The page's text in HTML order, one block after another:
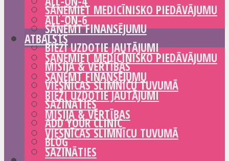
SAŅEMIET MEDICĪNISKO PIEDĀVĀJUMU
SAŅEMT FINANSĒJUMU
BIEŽI UZDOTIE JAUTĀJUMI
MISIJA & VĒRTĪBAS
VIESNĪCAS SLIMNĪCU TUVUMĀ
SAZINĀTIES
ADD YOUR CLINIC
BLOG
ALL-ON-6
ATBALSTS
SAŅEMIET MEDICĪNISKO PIEDĀVĀJUMU
SAŅEMT FINANSĒJUMU
BIEŽI UZDOTIE JAUTĀJUMI
MISIJA & VĒRTĪBAS
VIESNĪCAS SLIMNĪCU TUVUMĀ
SAZINĀTIES